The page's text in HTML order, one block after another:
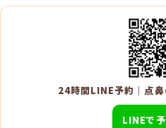
24時間LINE予約｜点
LINEで